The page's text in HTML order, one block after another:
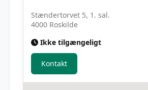
Stændertorvet 5, 1. sal.
4000 Roskilde
Ikke tilgængeligt
Kontakt